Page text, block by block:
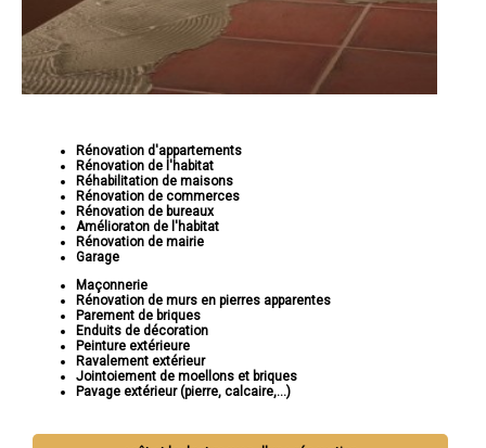
Rénovation d'appartements
Rénovation de l'habitat
Réhabilitation de maisons
Rénovation de commerces
Rénovation de bureaux
Amélioraton de l'habitat
Rénovation de mairie
Garage
Maçonnerie
Rénovation de murs en pierres apparentes
Parement de briques
Enduits de décoration
Peinture extérieure
Ravalement extérieur
Jointoiement de moellons et briques
Pavage extérieur (pierre, calcaire,...)